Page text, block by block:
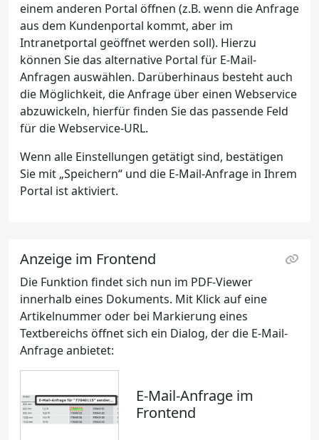
einem anderen Portal öffnen (z.B. wenn die Anfrage
aus dem Kundenportal kommt, aber im
Intranetportal geöffnet werden soll). Hierzu
können Sie das alternative Portal für E-Mail-
Anfragen auswählen. Darüberhinaus besteht auch
die Möglichkeit, die Anfrage über einen Webservice
abzuwickeln, hierfür finden Sie das passende Feld
für die Webservice-URL.
Wenn alle Einstellungen getätigt sind, bestätigen
Sie mit „Speichern“ und die E-Mail-Anfrage in Ihrem
Portal ist aktiviert.
Anzeige im Frontend
Die Funktion findet sich nun im PDF-Viewer
innerhalb eines Dokuments. Mit Klick auf eine
Artikelnummer oder bei Markierung eines
Textbereichs öffnet sich ein Dialog, der die E-Mail-
Anfrage anbietet:
E-Mail-Anfrage im
Frontend